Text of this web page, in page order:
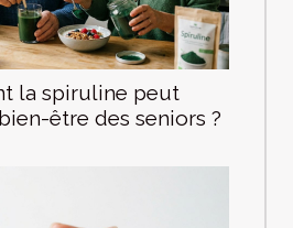
la spiruline peut
être des seniors ?